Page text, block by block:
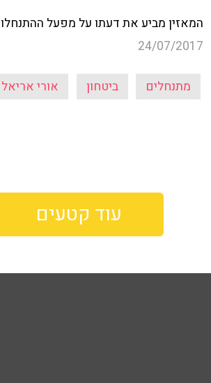
המאזין מביע את דעתו על מפעל
24/07/2017
מתנחלים ביטחון אורי אריאל
עוד קטעים